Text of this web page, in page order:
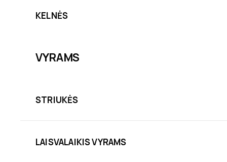
KELNĖS
VYRAMS
STRIUKĖS
LAISVALAIKIS VYRAMS